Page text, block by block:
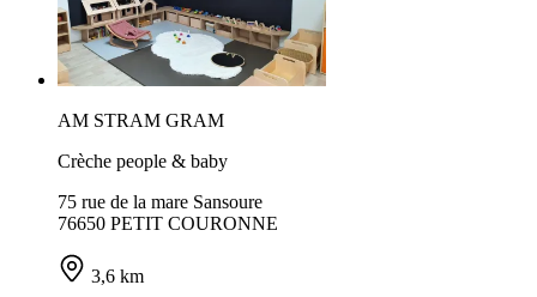
AM STRAM GRAM
Crèche people & baby
75 rue de la mare Sansoure
76650 PETIT COURONNE
3,6 km